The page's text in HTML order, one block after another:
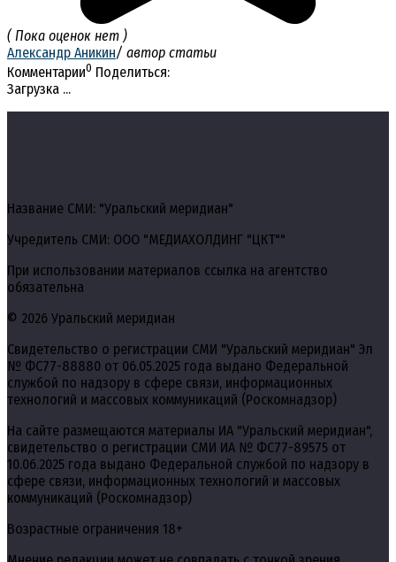
( Пока оценок нет )
Александр Аникин/ автор статьи
Комментарии0 Поделиться:
Загрузка ...
Название СМИ: "Уральский меридиан"
Учредитель СМИ: ООО "МЕДИАХОЛДИНГ "ЦКТ""
При использовании материалов ссылка на агентство
обязательна
© 2026 Уральский меридиан
Свидетельство о регистрации СМИ "Уральский меридиан" Эл
№ ФС77-88880 от 06.05.2025 года выдано Федеральной
службой по надзору в сфере связи, информационных
технологий и массовых коммуникаций (Роскомнадзор)
На сайте размещаются материалы ИА "Уральский меридиан",
свидетельство о регистрации СМИ ИА № ФС77-89575 от
10.06.2025 года выдано Федеральной службой по надзору в
сфере связи, информационных технологий и массовых
коммуникаций (Роскомнадзор)
Возрастные ограничения 18+